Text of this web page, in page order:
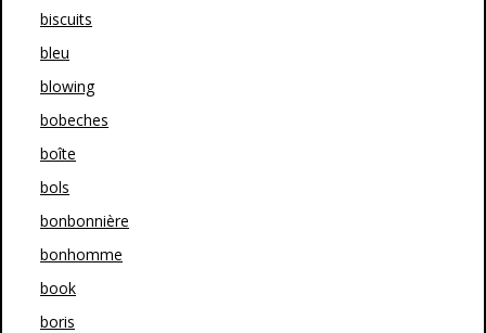
biscuits
bleu
blowing
bobeches
boîte
bols
bonbonnière
bonhomme
book
boris